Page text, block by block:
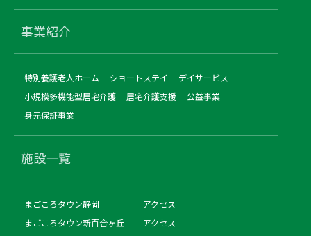
事業紹介
特別養護老人ホーム ショートステイ
デイサービス
小規模多機能型居宅介護
居宅介護支援
公益事業
身元保証事業
施設一覧
まごころタウン静岡
アクセス
まごころタウン新百合ヶ丘
アクセス